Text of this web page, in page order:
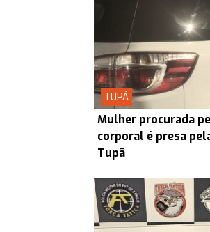
TUPÃ
Mulher procurada
corporal é presa
Tupã